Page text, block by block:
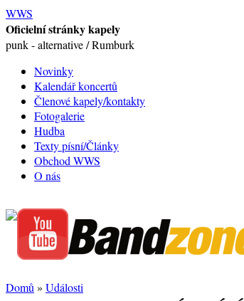
WWS
Oficielní stránky kapely
punk - alternative / Rumburk
Novinky
Kalendář koncertů
Členové kapely/kontakty
Fotogalerie
Hudba
Texty písní/Články
Obchod WWS
O nás
Domů » Události